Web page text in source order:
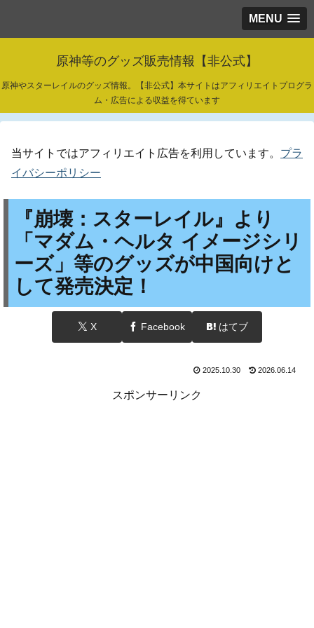
MENU
原神等のグッズ販売情報【非公式】
原神やスターレイルのグッズ情報。【非公式】本サイトはアフィリエイトプログラ
ム・広告による収益を得ています
当サイトではアフィリエイト広告を利用しています。 プラ
イバシーポリシー
『崩壊：スターレイル』より
「マダム・ヘルタ イメージシリ
ーズ」等のグッズが中国向けと
して発売決定！
X Facebook はてブ
2025.10.30 2026.06.14
スポンサーリンク